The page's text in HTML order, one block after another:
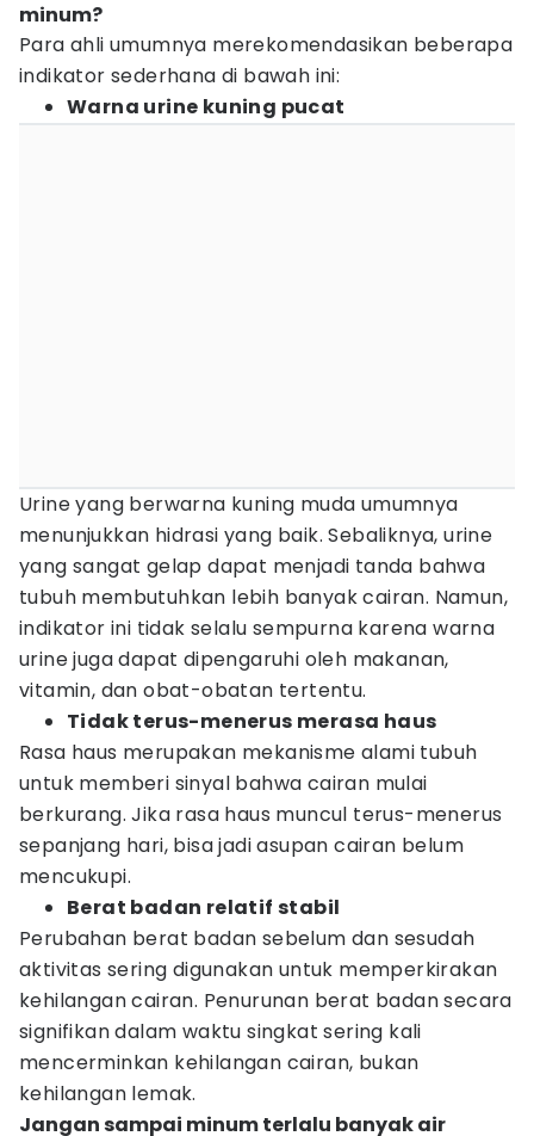
minum?
Para ahli umumnya merekomendasikan beberapa
indikator sederhana di bawah ini:
Warna urine kuning pucat
Urine yang berwarna kuning muda umumnya
menunjukkan hidrasi yang baik. Sebaliknya, urine
yang sangat gelap dapat menjadi tanda bahwa
tubuh membutuhkan lebih banyak cairan. Namun,
indikator ini tidak selalu sempurna karena warna
urine juga dapat dipengaruhi oleh makanan,
vitamin, dan obat-obatan tertentu.
Tidak terus-menerus merasa haus
Rasa haus merupakan mekanisme alami tubuh
untuk memberi sinyal bahwa cairan mulai
berkurang. Jika rasa haus muncul terus-menerus
sepanjang hari, bisa jadi asupan cairan belum
mencukupi.
Berat badan relatif stabil
Perubahan berat badan sebelum dan sesudah
aktivitas sering digunakan untuk memperkirakan
kehilangan cairan. Penurunan berat badan secara
signifikan dalam waktu singkat sering kali
mencerminkan kehilangan cairan, bukan
kehilangan lemak.
Jangan sampai minum terlalu banyak air